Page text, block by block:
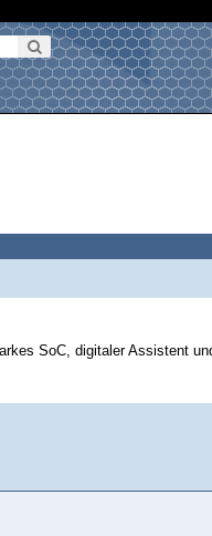
SoC, digitaler Assistent